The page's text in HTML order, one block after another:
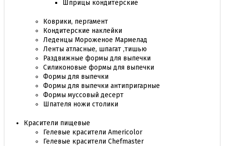
Шприцы кондитерские
Коврики, пергамент
Кондитерские наклейки
Леденцы Мороженое Мармелад
Ленты атласные, шпагат ,тишью
Раздвижные формы для выпечки
Силиконовые формы для выпечки
Формы для выпечки
Формы для выпечки антипригарные
Формы муссовый десерт
Шпателя ножи столики
Красители пищевые
Гелевые красители Americolor
Гелевые красители Chefmaster